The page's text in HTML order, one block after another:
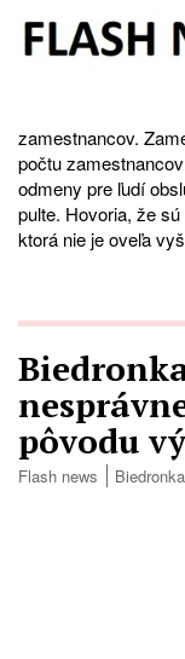
zamestnancov.
počtu
odmeny pre ľudí
pulte. Hovoria, že
ktorá nie je oveľa
pôvodu
Flash news Biedronka